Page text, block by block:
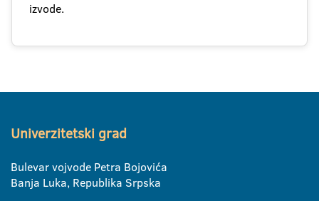
izvode.
Univerzitetski grad
Bulevar vojvode Petra Bojovića
Banja Luka, Republika Srpska